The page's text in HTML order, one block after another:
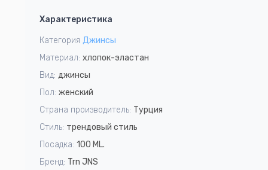
9
Характеристика
Категория Джинсы
Материал: хлопок-эластан
Вид: джинсы
Пол: женский
Страна производитель: Турция
Стиль: трендовый стиль
Посадка: 100 ML.
Бренд: Trn JNS